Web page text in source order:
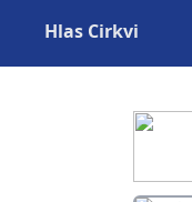
Hlas Cirkvi